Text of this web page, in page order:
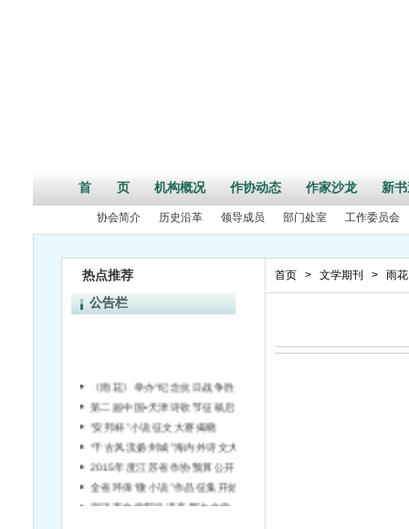
首 页 机构概况 作协动态 作家沙龙 新
协会简介 历史沿革 领导成员 部门处室 工作委员会
热点推荐
公告栏
第二届中国•天津诗歌节征稿启事
“安邦杯”小说征文大赛揭晓
首页 > 文学期刊 > 雨花